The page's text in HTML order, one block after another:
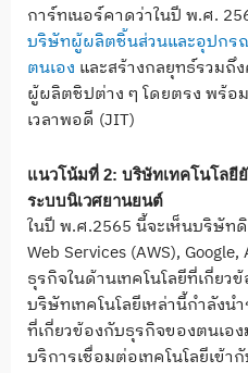
การ์ทเนอร์คาดว่าในปี พ.ศ.
บริษัทผู้ผลิตชิ้นส่วนและอุปก
ตนเอง และสร้างกลยุทธ์รวมถึ
ผู้ผลิตชิปต่าง ๆ โดยตรง พร้อ
เวลาพอดี (JIT)
แนวโน้มที่ 2: บริษัทเทคโนโล
ระบบนิเวศยานยนต์
ในปี พ.ศ.2565 นี้จะเห็นบริษัท
Web Services (AWS),
ธุรกิจในด้านเทคโนโลยีที่เกี่ย
บริษัทเทคโนโลยีเหล่านี้กำลังน
ที่เกี่ยวข้องกับธุรกิจของตนเอ
บริการเชื่อมต่อเทคโนโลยีเข้